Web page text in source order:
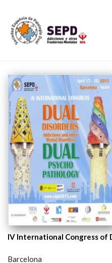
IV International Congress of
Barcelona